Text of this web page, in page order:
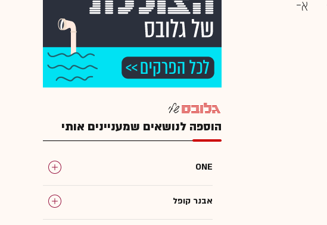
הוספה לנושאים שמעניינים אותי
ONE
אבנר קופל